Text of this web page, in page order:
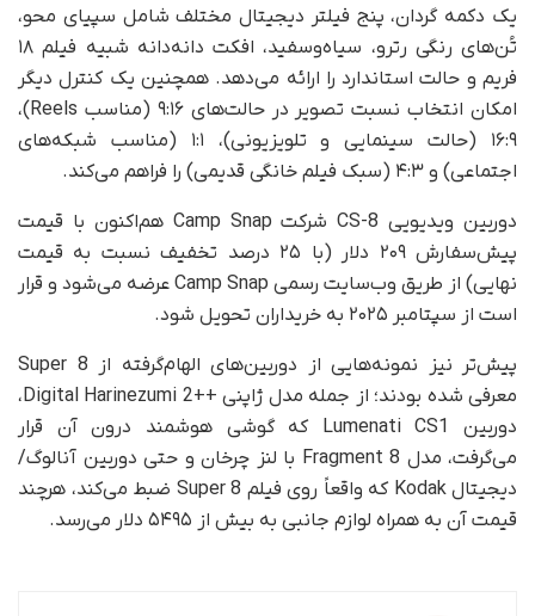
یک دکمه گردان، پنج فیلتر دیجیتال مختلف شامل سپیای محو،
تُن‌های رنگی رترو، سیاه‌وسفید، افکت دانه‌دانه شبیه فیلم ۱۸
فریم و حالت استاندارد را ارائه می‌دهد. همچنین یک کنترل دیگر
امکان انتخاب نسبت تصویر در حالت‌های ۹:۱۶ (مناسب Reels)،
۱۶:۹ (حالت سینمایی و تلویزیونی)، ۱:۱ (مناسب شبکه‌های
اجتماعی) و ۴:۳ (سبک فیلم خانگی قدیمی) را فراهم می‌کند.
دوربین ویدیویی CS-8 شرکت Camp Snap هم‌اکنون با قیمت
پیش‌سفارش ۲۰۹ دلار (با ۲۵ درصد تخفیف نسبت به قیمت
نهایی) از طریق وب‌سایت رسمی Camp Snap عرضه می‌شود و قرار
است از سپتامبر ۲۰۲۵ به خریداران تحویل شود.
پیش‌تر نیز نمونه‌هایی از دوربین‌های الهام‌گرفته از Super 8
معرفی شده بودند؛ از جمله مدل ژاپنی ++Digital Harinezumi 2،
دوربین Lumenati CS1 که گوشی هوشمند درون آن قرار
می‌گرفت، مدل Fragment 8 با لنز چرخان و حتی دوربین آنالوگ/
دیجیتال Kodak که واقعاً روی فیلم Super 8 ضبط می‌کند، هرچند
قیمت آن به همراه لوازم جانبی به بیش از ۵۴۹۵ دلار می‌رسد.